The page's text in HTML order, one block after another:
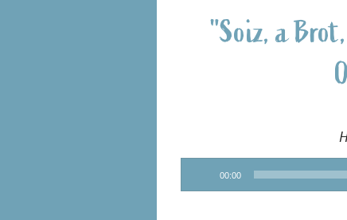
"Soiz, a
Audio-
Player
00:00